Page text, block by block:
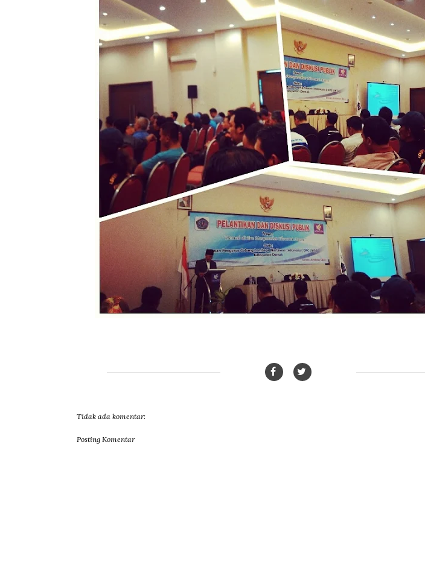
Tidak ada komentar:
Posting Komentar